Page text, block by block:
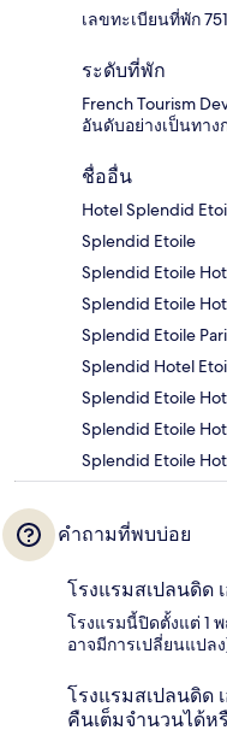
เลขทะเบียนที่พัก
ระดับที่พัก
French Tourism
อันดับอย่างเป็นทา
ชื่ออื่น
Hotel Splendid
Splendid Etoile
Splendid Etoile
Splendid Etoile
Splendid Etoile
Splendid Hotel
Splendid Etoile
Splendid Etoile
Splendid Etoile
คำถามที่พบบ่อย
โรงแรมสเปลนดิด
โรงแรมนี้ปิดตั้งแต่ 1
อาจมีการเปลี่ยนแปล
โรงแรมสเปลนดิด
คืนเต็มจำนวนได้ห